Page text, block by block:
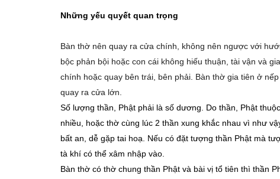
Những yếu quyết quan trọng
Bàn thờ nên quay ra cửa chính, không nên ngược với
bộc phản bội hoặc con cái không hiếu thuận, tài vận và
chính hoặc quay bên trái, bên phải. Bàn thờ gia tiên ở
quay ra cửa lớn.
Số lượng thần, Phật phải là số dương. Do thần, Phật
nhiều, hoặc thờ cùng lúc 2 thần xung khắc nhau vì như
bất an, dễ gặp tai hoạ. Nếu có đặt tượng thần Phật mà
tà khí có thể xâm nhập vào.
Bàn thờ có thờ chung thần Phật và bài vị tổ tiên thì thần